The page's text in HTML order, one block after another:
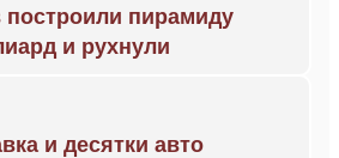
построили пирамиду
и рухнули
и десятки авто